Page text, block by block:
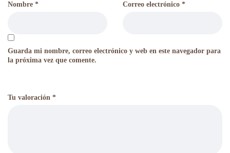
Tu valoración *
Nombre * Correo electrónico *
Guarda mi nombre, correo electrónico y web en este navegador para
la próxima vez que comente.